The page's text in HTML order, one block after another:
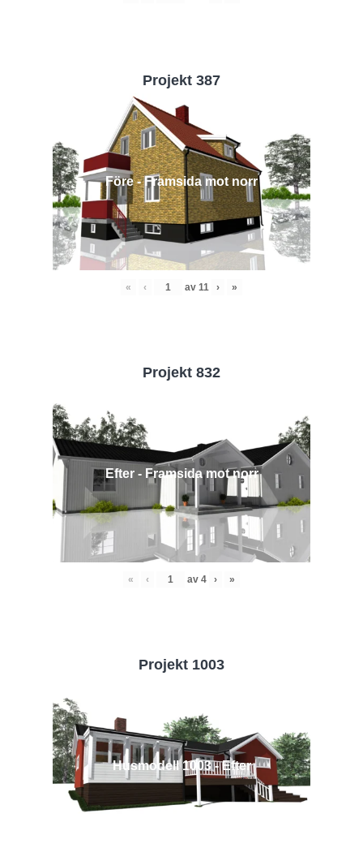
Projekt 387
Före - Framsida mot norr
« ‹ av 11 › »
Projekt 832
Efter - Framsida mot norr
« ‹ av 4 › »
Projekt 1003
Husmodell 1003 - Efter